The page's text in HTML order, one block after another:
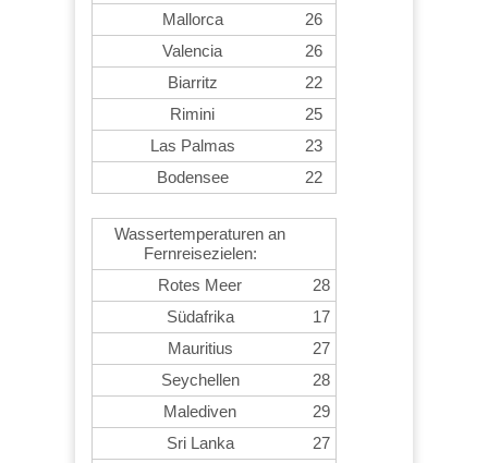
Mallorca
26
Valencia
26
Biarritz
22
Rimini
25
Las Palmas
23
Bodensee
22
Wassertemperaturen an
Fernreisezielen:
Rotes Meer
28
Südafrika
17
Mauritius
27
Seychellen
28
Malediven
29
Sri Lanka
27